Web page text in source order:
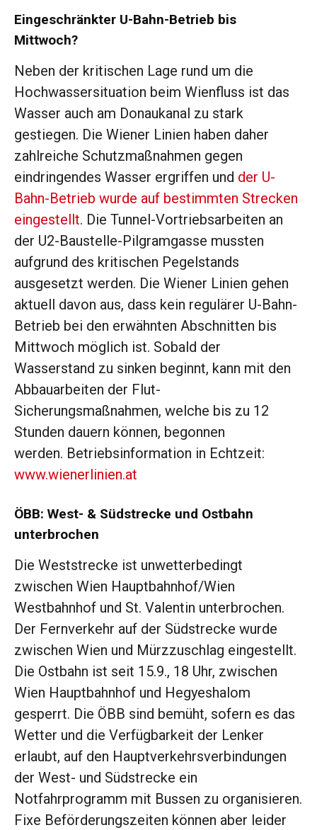
Eingeschränkter U-Bahn-Betrieb bis
Mittwoch?
Neben der kritischen Lage rund um die
Hochwassersituation beim Wienfluss ist das
Wasser auch am Donaukanal zu stark
gestiegen. Die Wiener Linien haben daher
zahlreiche Schutzmaßnahmen gegen
eindringendes Wasser ergriffen und der U-
Bahn-Betrieb wurde auf bestimmten Strecken
eingestellt. Die Tunnel-Vortriebsarbeiten an
der U2-Baustelle-Pilgramgasse mussten
aufgrund des kritischen Pegelstands
ausgesetzt werden. Die Wiener Linien gehen
aktuell davon aus, dass kein regulärer U-Bahn-
Betrieb bei den erwähnten Abschnitten bis
Mittwoch möglich ist. Sobald der
Wasserstand zu sinken beginnt, kann mit den
Abbauarbeiten der Flut-
Sicherungsmaßnahmen, welche bis zu 12
Stunden dauern können, begonnen
werden. Betriebsinformation in Echtzeit:
www.wienerlinien.at
ÖBB: West- & Südstrecke und Ostbahn
unterbrochen
Die Weststrecke ist unwetterbedingt
zwischen Wien Hauptbahnhof/Wien
Westbahnhof und St. Valentin unterbrochen.
Der Fernverkehr auf der Südstrecke wurde
zwischen Wien und Mürzzuschlag eingestellt.
Die Ostbahn ist seit 15.9., 18 Uhr, zwischen
Wien Hauptbahnhof und Hegyeshalom
gesperrt. Die ÖBB sind bemüht, sofern es das
Wetter und die Verfügbarkeit der Lenker
erlaubt, auf den Hauptverkehrsverbindungen
der West- und Südstrecke ein
Notfahrprogramm mit Bussen zu organisieren.
Fixe Beförderungszeiten können aber leider